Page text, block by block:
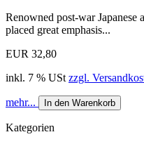
Renowned post-war Japanese
placed great emphasis...
EUR 32,80
inkl. 7 % USt zzgl.
mehr... In den Warenkorb
Kategorien